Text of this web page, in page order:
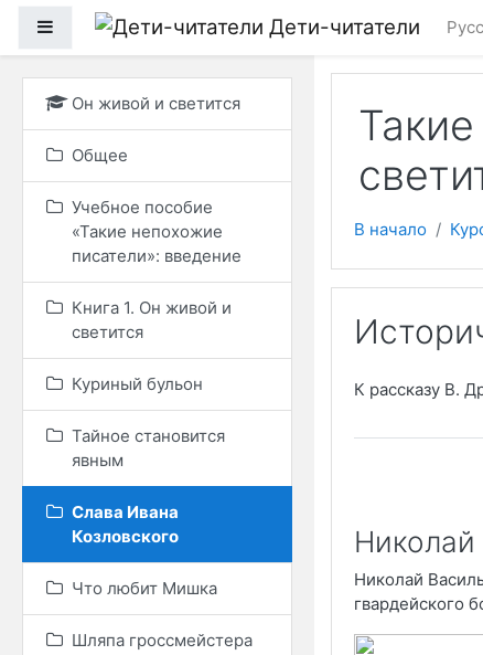
Боковая панель Дети-читатели
Он живой и светится
Общее
Учебное пособие
«Такие непохожие
писатели»: введение
Книга 1. Он живой и
светится
Куриный бульон
Тайное становится
явным
Слава Ивана
Козловского
Что любит Мишка
Шляпа гроссмейстера
В начало
К рассказу В.
Николай
гвардейского